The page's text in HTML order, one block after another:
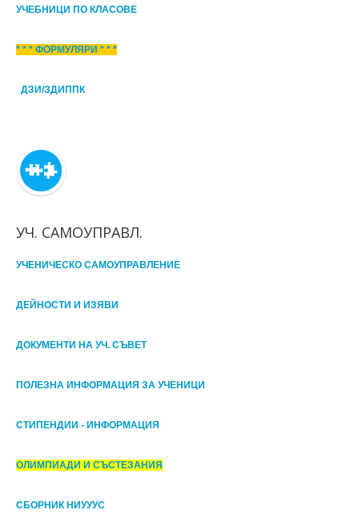
УЧЕБНИЦИ ПО КЛАСОВЕ
* * * ФОРМУЛЯРИ * * *
ДЗИ/ЗДИППК
УЧ. САМОУПРАВЛ.
УЧЕНИЧЕСКО САМОУПРАВЛЕНИЕ
ДЕЙНОСТИ И ИЗЯВИ
ДОКУМЕНТИ НА УЧ. СЪВЕТ
ПОЛЕЗНА ИНФОРМАЦИЯ ЗА УЧЕНИЦИ
СТИПЕНДИИ - ИНФОРМАЦИЯ
ОЛИМПИАДИ И СЪСТЕЗАНИЯ
СБОРНИК НИУУУС